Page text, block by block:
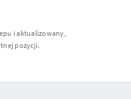
i aktualizowany,
pozycji.